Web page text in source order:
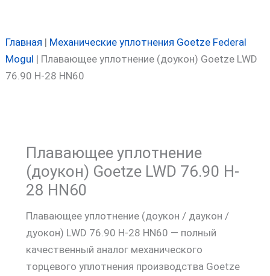
Главная | Механические уплотнения Goetze Federal
Mogul | Плавающее уплотнение (доукон) Goetze LWD
76.90 H-28 HN60
Плавающее уплотнение
(доукон) Goetze LWD 76.90 H-
28 HN60
Плавающее уплотнение (доукон / даукон /
дуокон) LWD 76.90 H-28 HN60 — полный
качественный аналог механического
торцевого уплотнения производства Goetze